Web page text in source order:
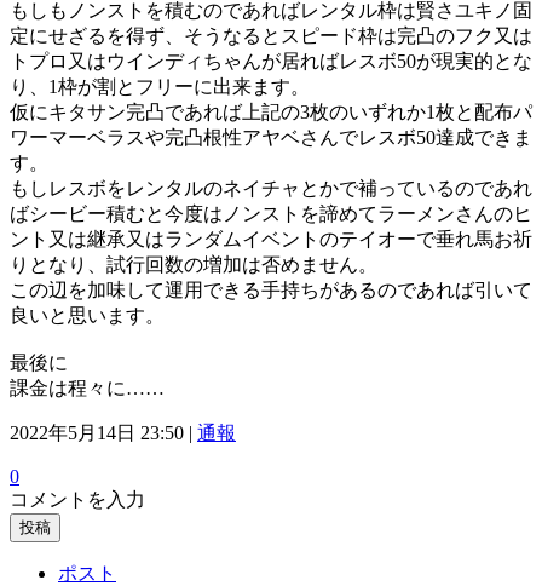
もしもノンストを積むのであればレンタル枠は賢さユキノ固
定にせざるを得ず、そうなるとスピード枠は完凸のフク又は
トプロ又はウインディちゃんが居ればレスボ50が現実的とな
り、1枠が割とフリーに出来ます。
仮にキタサン完凸であれば上記の3枚のいずれか1枚と配布パ
ワーマーベラスや完凸根性アヤベさんでレスボ50達成できま
す。
もしレスボをレンタルのネイチャとかで補っているのであれ
ばシービー積むと今度はノンストを諦めてラーメンさんのヒ
ント又は継承又はランダムイベントのテイオーで垂れ馬お祈
りとなり、試行回数の増加は否めません。
この辺を加味して運用できる手持ちがあるのであれば引いて
良いと思います。
最後に
課金は程々に……
2022年5月14日 23:50 | 通報
0
コメントを入力
投稿
ポスト